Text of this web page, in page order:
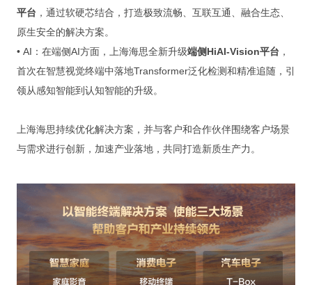
平台 ，通过软硬芯结合，打造极致流畅、互联互通、融合生态、
原生安全的解决方案。
• AI：在端侧AI方面，上海海思全新升级端侧HiAI-Vision平台 ，
首次在智慧视觉终端中落地Transformer泛化检测和精准追随，引
领从感知智能到认知智能的升级。
上海海思持续优化解决方案，并与客户和合作伙伴围绕客户场景
与需求进行创新，加速产业落地，共同打造新质生产力。